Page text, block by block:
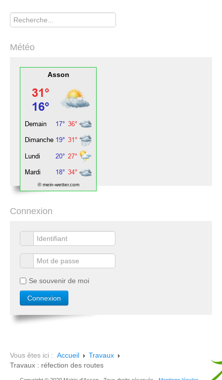
Rechercher
Météo
Asson
© mein-wetter.com
Connexion
Se souvenir de moi
Vous êtes ici : Accueil
Travaux
Travaux : réfection des routes